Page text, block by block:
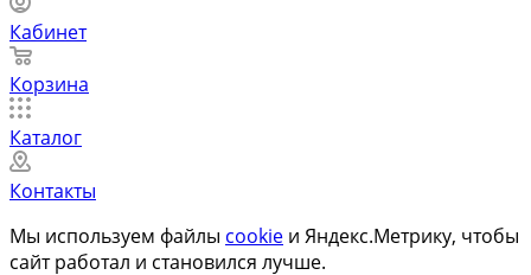
Кабинет
Корзина
Каталог
Контакты
Мы используем файлы cookie и Яндекс.Метрику, чтобы
сайт работал и становился лучше.